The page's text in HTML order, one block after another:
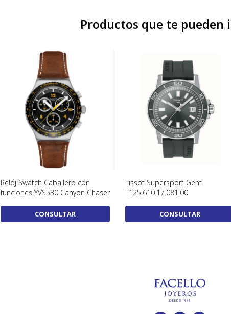
Productos que te pueden
Reloj Swatch Caballero con
funciones YVS530 Canyon Chaser
CONSULTAR
Tissot Supersport Gent
T125.610.17.081.00
CONSULTAR